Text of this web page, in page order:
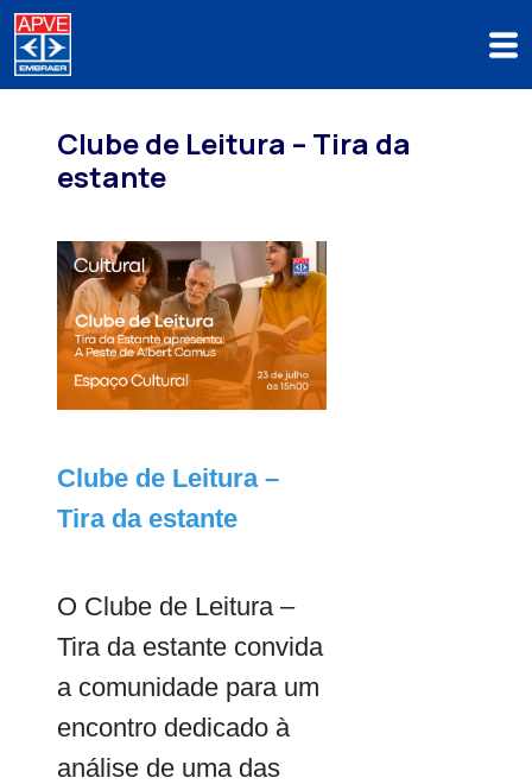
Clube de Leitura – Tira da
estante
Clube de Leitura –
Tira da estante
O Clube de Leitura –
Tira da estante convida
a comunidade para um
encontro dedicado à
análise de uma das